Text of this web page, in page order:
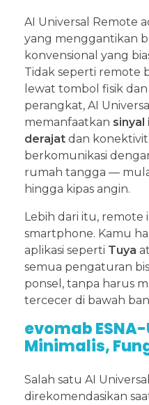
AI Universal Remote
yang menggantikan
konvensional yang
Tidak seperti remote
lewat tombol fisik
perangkat, AI
memanfaatkan sinyal
derajat dan
berkomunikasi
rumah tangga —
hingga kipas angin.
Lebih dari itu, remote
smartphone. Kamu
aplikasi seperti Tuya
semua pengaturan
ponsel, tanpa harus
tercecer di bawah
evomab ESNA-
Minimalis,
Salah satu AI
direkomendasikan